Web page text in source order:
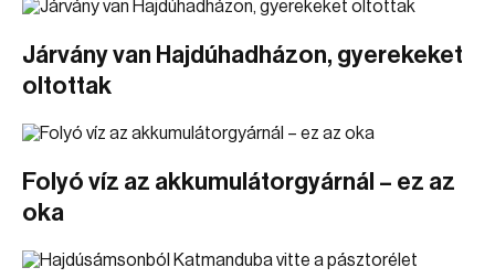
Járvány van Hajdúhadházon, gyerekeket
oltottak
Folyó víz az akkumulátorgyárnál – ez az
oka